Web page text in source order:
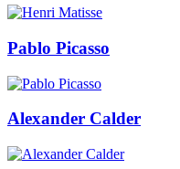
Pablo Picasso
Alexander Calder